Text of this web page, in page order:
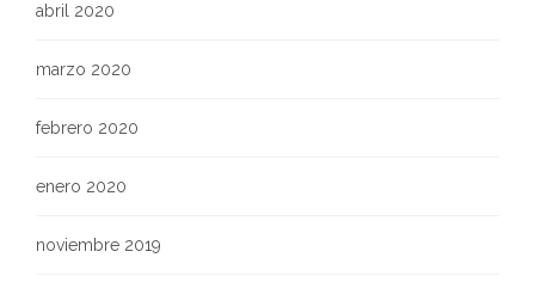
abril 2020
marzo 2020
febrero 2020
enero 2020
noviembre 2019